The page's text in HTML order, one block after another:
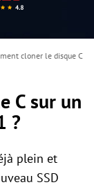
cloner le disque C
C sur un
?
plein et
SSD